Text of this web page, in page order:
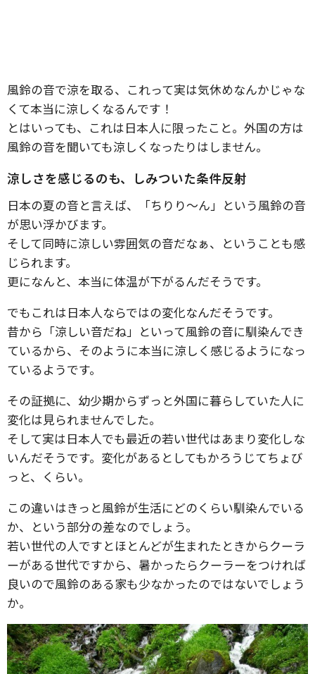
風鈴の音で涼を取る、これって実は気休めなんかじゃな
くて本当に涼しくなるんです！
とはいっても、これは日本人に限ったこと。外国の方は
風鈴の音を聞いても涼しくなったりはしません。
涼しさを感じるのも、しみついた条件反射
日本の夏の音と言えば、「ちりり～ん」という風鈴の音
が思い浮かびます。
そして同時に涼しい雰囲気の音だなぁ、ということも感
じられます。
更になんと、本当に体温が下がるんだそうです。
でもこれは日本人ならではの変化なんだそうです。
昔から「涼しい音だね」といって風鈴の音に馴染んでき
ているから、そのように本当に涼しく感じるようになっ
ているようです。
その証拠に、幼少期からずっと外国に暮らしていた人に
変化は見られませんでした。
そして実は日本人でも最近の若い世代はあまり変化しな
いんだそうです。変化があるとしてもかろうじてちょび
っと、くらい。
この違いはきっと風鈴が生活にどのくらい馴染んでいる
か、という部分の差なのでしょう。
若い世代の人ですとほとんどが生まれたときからクーラ
ーがある世代ですから、暑かったらクーラーをつければ
良いので風鈴のある家も少なかったのではないでしょう
か。